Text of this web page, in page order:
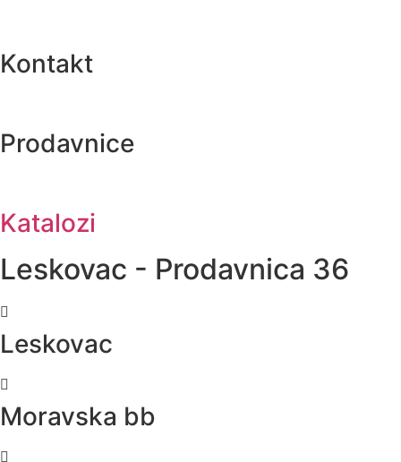
Kontakt
Prodavnice
Katalozi
Leskovac - Prodavnica 36
Leskovac
Moravska bb